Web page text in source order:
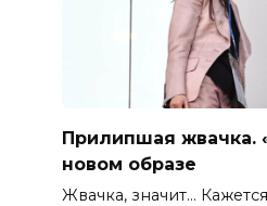
Прилипшая жвачка.
новом образе
Жвачка, значит…